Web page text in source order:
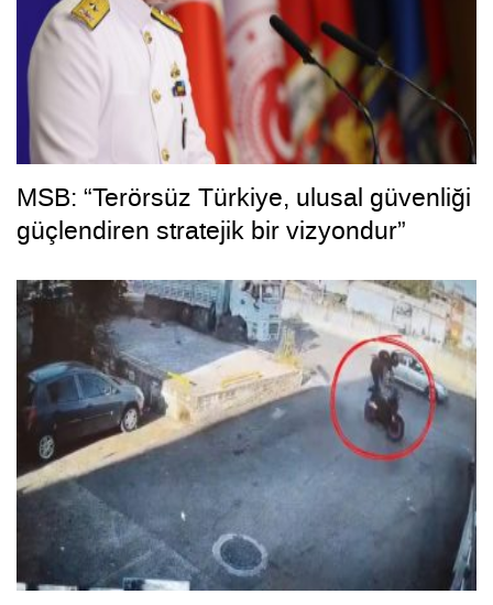
MSB: “Terörsüz Türkiye, ulusal güvenliği
güçlendiren stratejik bir vizyondur”